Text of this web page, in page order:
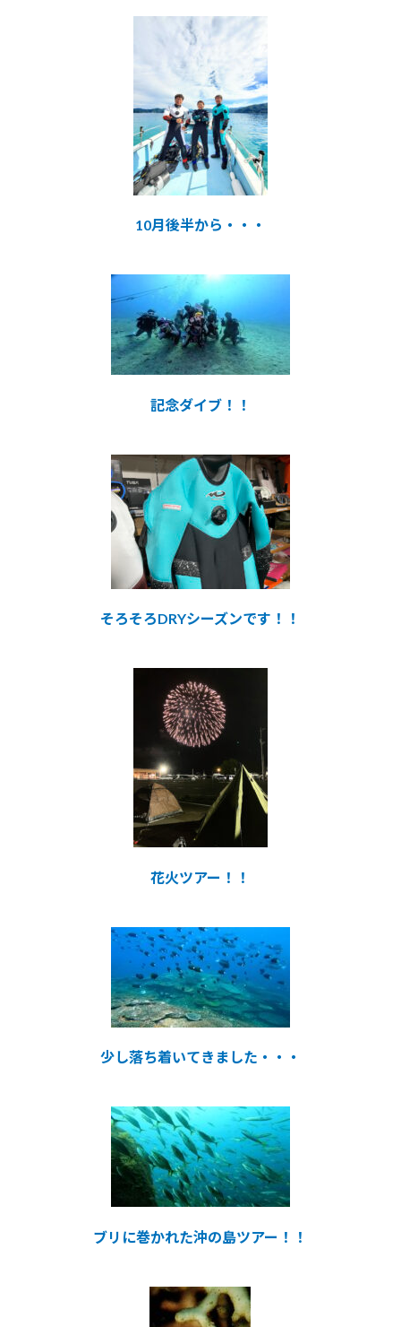
10月後半から・・・
記念ダイブ！！
そろそろDRYシーズンです！！
花火ツアー！！
少し落ち着いてきました・・・
ブリに巻かれた沖の島ツアー！！